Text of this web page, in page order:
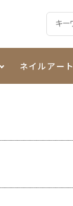
リックジェル
消毒商品
ネイルアート